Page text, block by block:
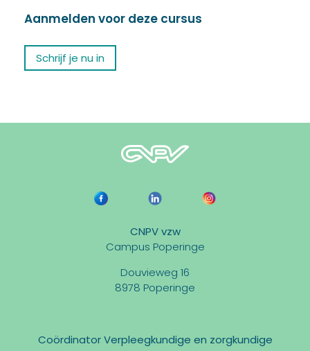
Aanmelden voor deze cursus
Schrijf je nu in
CNPV vzw
Campus Poperinge
Douvieweg 16
8978 Poperinge
Coördinator Verpleegkundige en zorgkundige